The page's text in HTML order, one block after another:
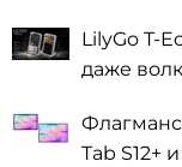
LilyGo T-
даже
Tab S12+